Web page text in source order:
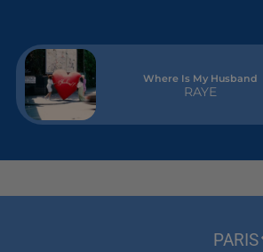
Where Is My Husband
RAYE
PARIS